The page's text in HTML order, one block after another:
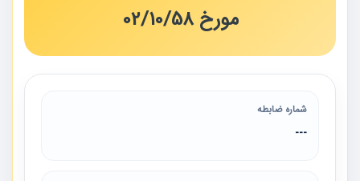
مورخ 02/10/58
شماره ضابطه
---